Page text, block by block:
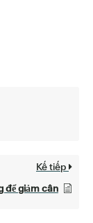
Kế tiếp
để giảm cân